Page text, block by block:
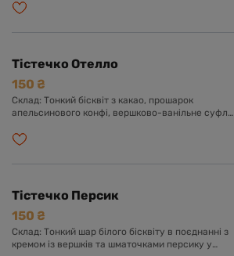
Оформлено кремом, шоколадною глазур'ю та
Тістечко Отелло
150 ₴
Склад: Тонкий бісквіт з какао, прошарок
апельсинового конфі, вершково-ванільне суфле
шоколадною глазур'ю.
Тістечко Персик
150 ₴
Склад: Тонкий шар білого бісквіту в поєднанні з
кремом із вершків та шматочками персику у